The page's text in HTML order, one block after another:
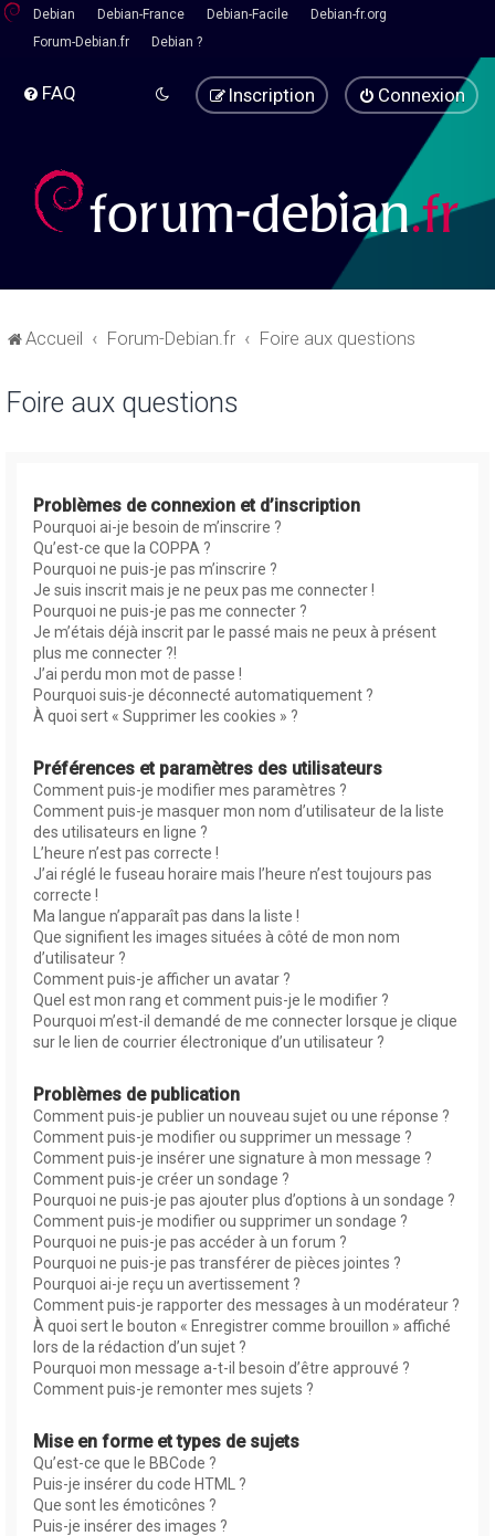
Debian Debian-France Debian-Facile
Debian-fr.org
Forum-Debian.fr
Debian ?
FAQ Connexion
Inscription
Accueil Forum-Debian.fr Foire aux questions
Foire aux questions
Problèmes de connexion et d’inscription
Pourquoi ai-je besoin de m’inscrire ?
Qu’est-ce que la COPPA ?
Pourquoi ne puis-je pas m’inscrire ?
Je suis inscrit mais je ne peux pas me connecter !
Pourquoi ne puis-je pas me connecter ?
Je m’étais déjà inscrit par le passé mais ne peux à présent
plus me connecter ?!
J’ai perdu mon mot de passe !
Pourquoi suis-je déconnecté automatiquement ?
À quoi sert « Supprimer les cookies » ?
Préférences et paramètres des utilisateurs
Comment puis-je modifier mes paramètres ?
Comment puis-je masquer mon nom d’utilisateur de la liste
des utilisateurs en ligne ?
L’heure n’est pas correcte !
J’ai réglé le fuseau horaire mais l’heure n’est toujours pas
correcte !
Ma langue n’apparaît pas dans la liste !
Que signifient les images situées à côté de mon nom
d’utilisateur ?
Comment puis-je afficher un avatar ?
Quel est mon rang et comment puis-je le modifier ?
Pourquoi m’est-il demandé de me connecter lorsque je clique
sur le lien de courrier électronique d’un utilisateur ?
Problèmes de publication
Comment puis-je publier un nouveau sujet ou une réponse ?
Comment puis-je modifier ou supprimer un message ?
Comment puis-je insérer une signature à mon message ?
Comment puis-je créer un sondage ?
Pourquoi ne puis-je pas ajouter plus d’options à un sondage ?
Comment puis-je modifier ou supprimer un sondage ?
Pourquoi ne puis-je pas accéder à un forum ?
Pourquoi ne puis-je pas transférer de pièces jointes ?
Pourquoi ai-je reçu un avertissement ?
Comment puis-je rapporter des messages à un modérateur ?
À quoi sert le bouton « Enregistrer comme brouillon » affiché
lors de la rédaction d’un sujet ?
Pourquoi mon message a-t-il besoin d’être approuvé ?
Comment puis-je remonter mes sujets ?
Mise en forme et types de sujets
Qu’est-ce que le BBCode ?
Puis-je insérer du code HTML ?
Que sont les émoticônes ?
Puis-je insérer des images ?